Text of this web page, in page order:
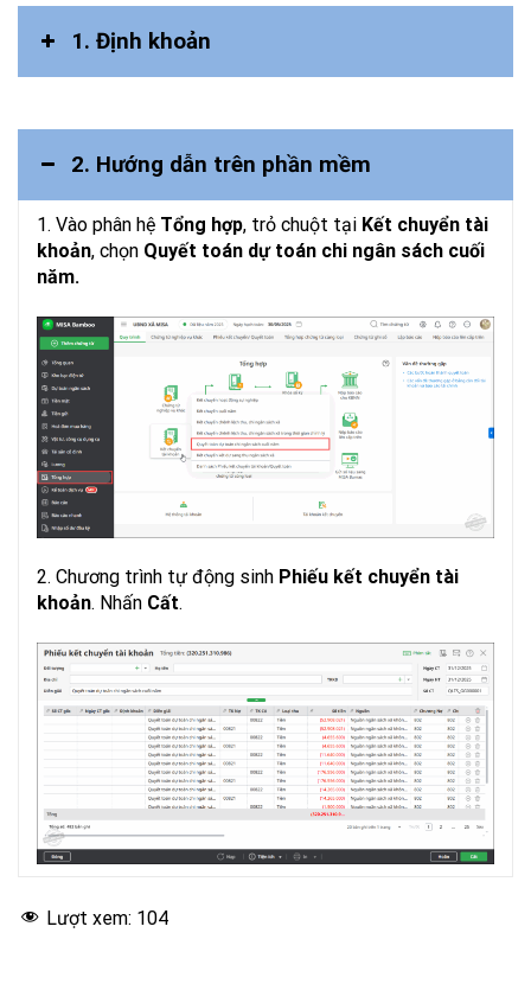
1. Định khoản
2. Hướng dẫn trên phần mềm
1. Vào phân hệ Tổng hợp, trỏ chuột tại Kết chuyển tài
khoản, chọn Quyết toán dự toán chi ngân sách cuối
năm.
2. Chương trình tự động sinh Phiếu kết chuyển tài
khoản. Nhấn Cất.
Lượt xem: 104